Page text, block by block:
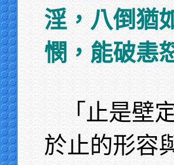
淫，八倒猶
憫，能破恚
「止是壁
於止的形容